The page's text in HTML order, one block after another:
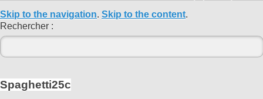
Skip to the navigation. Skip to the content.
Rechercher :
Spaghetti25c